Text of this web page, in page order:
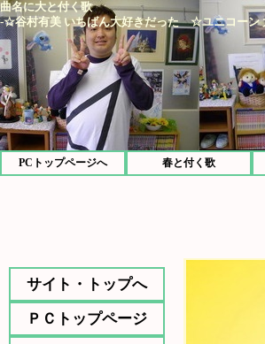
曲名に大と付く歌
-☆谷村有美 いちばん大好きだった ☆ユニコー
PCトップページへ 春と付く歌
サイト・トップへ
ＰＣトップページ